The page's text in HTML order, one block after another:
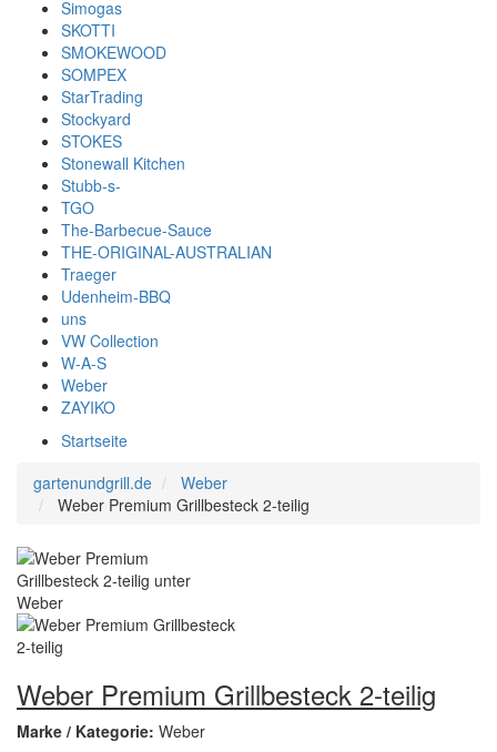
Simogas
SKOTTI
SMOKEWOOD
SOMPEX
StarTrading
Stockyard
STOKES
Stonewall Kitchen
Stubb-s-
TGO
The-Barbecue-Sauce
THE-ORIGINAL-AUSTRALIAN
Traeger
Udenheim-BBQ
uns
VW Collection
W-A-S
Weber
ZAYIKO
Startseite
gartenundgrill.de
Weber
Weber Premium Grillbesteck 2-teilig
Weber Premium Grillbesteck 2-teilig
Marke / Kategorie: Weber